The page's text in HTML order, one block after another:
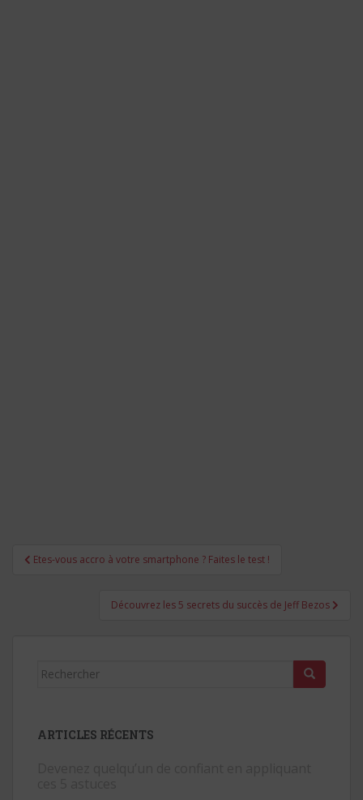
Navigation
Etes-vous accro à votre smartphone ? Faites le test !
Découvrez les 5 secrets du succès de Jeff Bezos
Rechercher...
ARTICLES RÉCENTS